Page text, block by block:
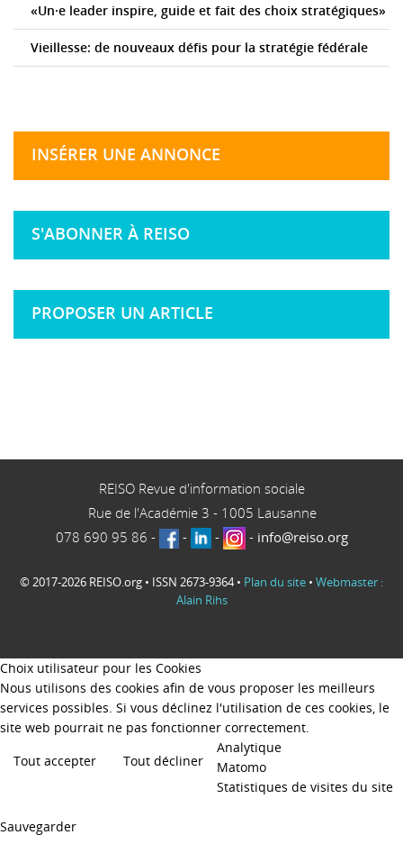
«Un·e leader inspire, guide et fait des choix stratégiques»
Vieillesse: de nouveaux défis pour la stratégie fédérale
INSÉRER UNE ANNONCE
S'ABONNER À REISO
PROPOSER UN ARTICLE
REISO Revue d'information sociale
Rue de l'Académie 3 - 1005 Lausanne
078 690 95 86 - - - - info@reiso.org
© 2017-2026 REISO.org • ISSN 2673-9364 • Plan du site • Webmaster :
Alain Rihs
Choix utilisateur pour les Cookies
Nous utilisons des cookies afin de vous proposer les meilleurs
services possibles. Si vous déclinez l'utilisation de ces cookies, le
site web pourrait ne pas fonctionner correctement.
Tout accepter
Tout décliner
Analytique
Matomo
Statistiques de visites du site
Sauvegarder